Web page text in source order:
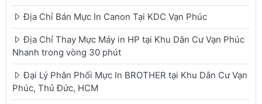
Địa Chỉ Bán Mực In Canon Tại KDC Vạn Phúc
Địa Chỉ Thay Mực Máy in HP tại Khu Dân Cư Vạn Phúc
Nhanh trong vòng 30 phút
Đại Lý Phân Phối Mực In BROTHER tại Khu Dân Cư Vạn
Phúc, Thủ Đức, HCM